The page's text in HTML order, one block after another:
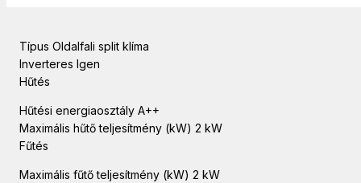
Típus Oldalfali split klíma
Inverteres Igen
Hűtés
Hűtési energiaosztály A++
Maximális hűtő teljesítmény (kW) 2 kW
Fűtés
Maximális fűtő teljesítmény (kW) 2 kW